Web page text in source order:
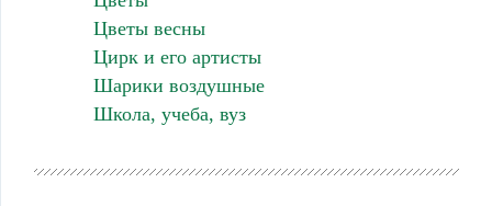
Цветы весны
Цирк и его артисты
Шарики воздушные
Школа, учеба, вуз